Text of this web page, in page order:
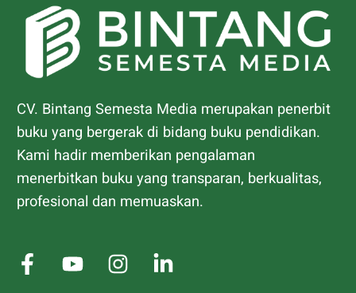
CV. Bintang Semesta Media merupakan penerbit
buku yang bergerak di bidang buku pendidikan.
Kami hadir memberikan pengalaman
menerbitkan buku yang transparan, berkualitas,
profesional dan memuaskan.